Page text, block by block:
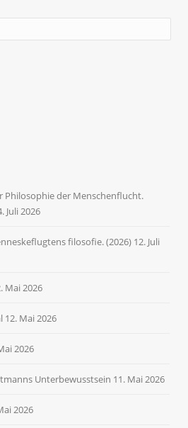
Philosophie der Menschenflucht.
Juli 2026
filosofie. (2026) 12. Juli
Mai 2026
12. Mai 2026
2026
Unterbewusstsein 11. Mai 2026
2026